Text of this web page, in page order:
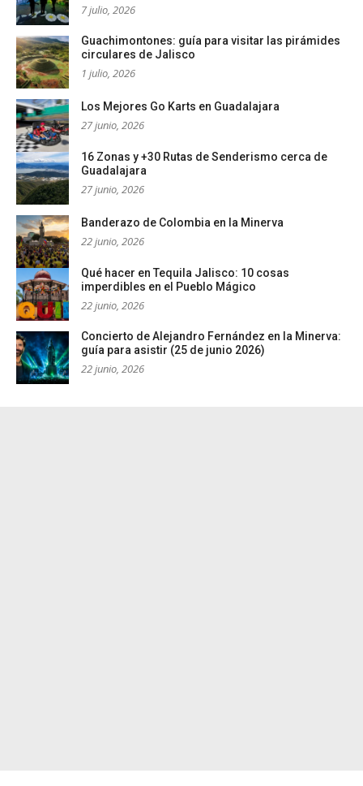
7 julio, 2026
Guachimontones: guía para visitar las pirámides
circulares de Jalisco
1 julio, 2026
Los Mejores Go Karts en Guadalajara
27 junio, 2026
16 Zonas y +30 Rutas de Senderismo cerca de
Guadalajara
27 junio, 2026
Banderazo de Colombia en la Minerva
22 junio, 2026
Qué hacer en Tequila Jalisco: 10 cosas
imperdibles en el Pueblo Mágico
22 junio, 2026
Concierto de Alejandro Fernández en la Minerva:
guía para asistir (25 de junio 2026)
22 junio, 2026